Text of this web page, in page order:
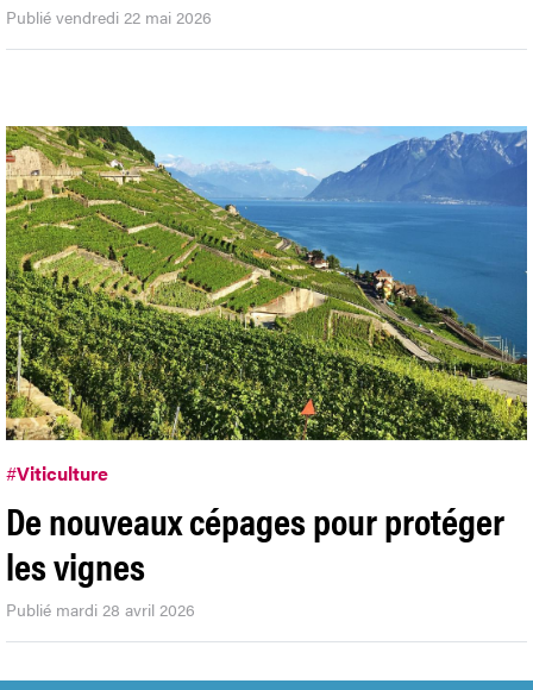
Publié vendredi 22 mai 2026
#Viticulture
De nouveaux cépages pour protéger
les vignes
Publié mardi 28 avril 2026